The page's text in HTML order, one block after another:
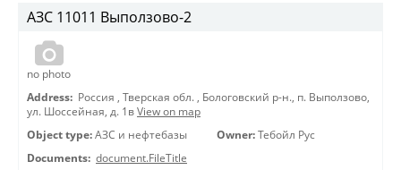
АЗС 11011 Выползово-2
no photo
Address: Россия , Тверская обл. , Бологовский р-н., п. Выползово,
ул. Шоссейная, д. 1в View on map
Object type: АЗС и нефтебазы Owner: Тебойл Рус
Documents: document.FileTitle